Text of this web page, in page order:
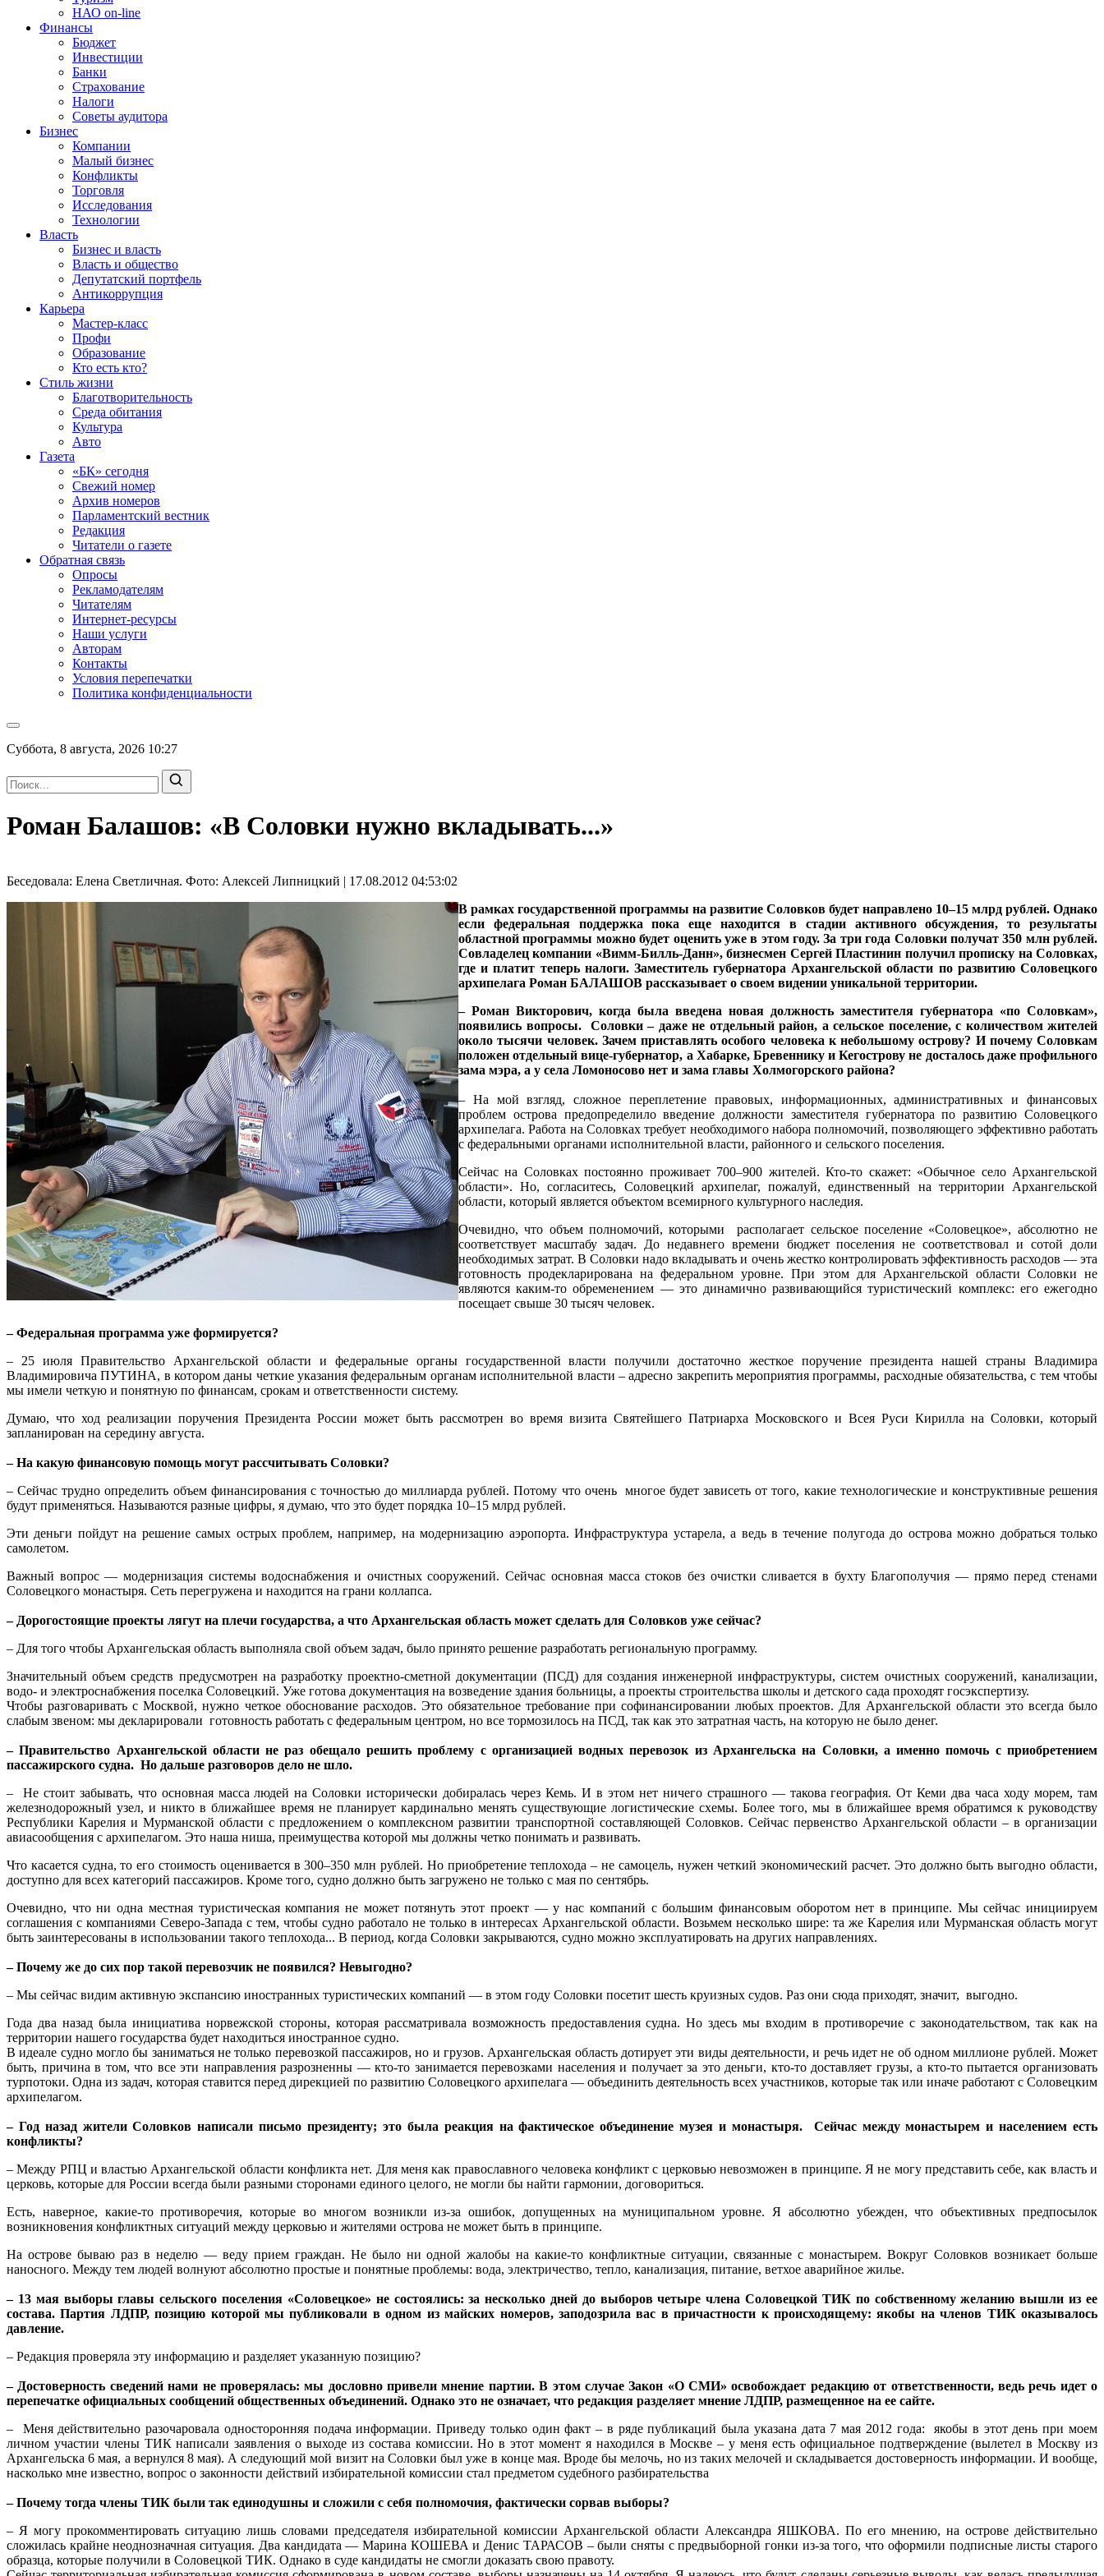
НАО on-line
Финансы
Бюджет
Инвестиции
Банки
Страхование
Налоги
Советы аудитора
Бизнес
Компании
Малый бизнес
Конфликты
Торговля
Исследования
Технологии
Власть
Бизнес и власть
Власть и общество
Депутатский портфель
Антикоррупция
Карьера
Мастер-класс
Профи
Образование
Кто есть кто?
Стиль жизни
Благотворительность
Среда обитания
Культура
Авто
Газета
«БК» сегодня
Свежий номер
Архив номеров
Парламентский вестник
Редакция
Читатели о газете
Обратная связь
Опросы
Рекламодателям
Читателям
Интернет-ресурсы
Наши услуги
Авторам
Контакты
Условия перепечатки
Политика конфиденциальности
Суббота, 8 августа, 2026 10:27
Роман Балашов: «В Соловки нужно вкладывать...»
Беседовала: Елена Светличная. Фото: Алексей Липницкий | 17.08.2012 04:53:02
В рамках государственной программы на развитие Соловков будет направлено 10–15 млрд рублей. Однако
если федеральная поддержка пока еще находится в стадии активного обсуждения, то результаты
областной программы можно будет оценить уже в этом году. За три года Соловки получат 350 млн рублей.
Совладелец компании «Вимм-Билль-Данн», бизнесмен Сергей Пластинин получил прописку на Соловках,
где и платит теперь налоги. Заместитель губернатора Архангельской области по развитию Соловецкого
архипелага Роман БАЛАШОВ рассказывает о своем видении уникальной территории.
– Роман Викторович, когда была введена новая должность заместителя губернатора «по Соловкам»,
появились вопросы. Соловки – даже не отдельный район, а сельское поселение, с количеством жителей
около тысячи человек. Зачем приставлять особого человека к небольшому острову? И почему Соловкам
положен отдельный вице-губернатор, а Хабарке, Бревеннику и Кегострову не досталось даже профильного
зама мэра, а у села Ломоносово нет и зама главы Холмогорского района?
– На мой взгляд, сложное переплетение правовых, информационных, административных и финансовых
проблем острова предопределило введение должности заместителя губернатора по развитию Соловецкого
архипелага. Работа на Соловках требует необходимого набора полномочий, позволяющего эффективно работать
с федеральными органами исполнительной власти, районного и сельского поселения.
Сейчас на Соловках постоянно проживает 700–900 жителей. Кто-то скажет: «Обычное село Архангельской
области». Но, согласитесь, Соловецкий архипелаг, пожалуй, единственный на территории Архангельской
области, который является объектом всемирного культурного наследия.
Очевидно, что объем полномочий, которыми располагает сельское поселение «Соловецкое», абсолютно не
соответствует масштабу задач. До недавнего времени бюджет поселения не соответствовал и сотой доли
необходимых затрат. В Соловки надо вкладывать и очень жестко контролировать эффективность расходов — эта
готовность продекларирована на федеральном уровне. При этом для Архангельской области Соловки не
являются каким-то обременением — это динамично развивающийся туристический комплекс: его ежегодно
посещает свыше 30 тысяч человек.
– Федеральная программа уже формируется?
– 25 июля Правительство Архангельской области и федеральные органы государственной власти получили достаточно жесткое поручение президента нашей страны Владимира
Владимировича ПУТИНА, в котором даны четкие указания федеральным органам исполнительной власти – адресно закрепить мероприятия программы, расходные обязательства, с тем чтобы
мы имели четкую и понятную по финансам, срокам и ответственности систему.
Думаю, что ход реализации поручения Президента России может быть рассмотрен во время визита Святейшего Патриарха Московского и Всея Руси Кирилла на Соловки, который
запланирован на середину августа.
– На какую финансовую помощь могут рассчитывать Соловки?
– Сейчас трудно определить объем финансирования с точностью до миллиарда рублей. Потому что очень многое будет зависеть от того, какие технологические и конструктивные решения
будут применяться. Называются разные цифры, я думаю, что это будет порядка 10–15 млрд рублей.
Эти деньги пойдут на решение самых острых проблем, например, на модернизацию аэропорта. Инфраструктура устарела, а ведь в течение полугода до острова можно добраться только
самолетом.
Важный вопрос — модернизация системы водоснабжения и очистных сооружений. Сейчас основная масса стоков без очистки сливается в бухту Благополучия — прямо перед стенами
Соловецкого монастыря. Сеть перегружена и находится на грани коллапса.
– Дорогостоящие проекты лягут на плечи государства, а что Архангельская область может сделать для Соловков уже сейчас?
– Для того чтобы Архангельская область выполняла свой объем задач, было принято решение разработать региональную программу.
Значительный объем средств предусмотрен на разработку проектно-сметной документации (ПСД) для создания инженерной инфраструктуры, систем очистных сооружений, канализации,
водо- и электроснабжения поселка Соловецкий. Уже готова документация на возведение здания больницы, а проекты строительства школы и детского сада проходят госэкспертизу.
Чтобы разговаривать с Москвой, нужно четкое обоснование расходов. Это обязательное требование при софинансировании любых проектов. Для Архангельской области это всегда было
слабым звеном: мы декларировали готовность работать с федеральным центром, но все тормозилось на ПСД, так как это затратная часть, на которую не было денег.
– Правительство Архангельской области не раз обещало решить проблему с организацией водных перевозок из Архангельска на Соловки, а именно помочь с приобретением
пассажирского судна. Но дальше разговоров дело не шло.
– Не стоит забывать, что основная масса людей на Соловки исторически добиралась через Кемь. И в этом нет ничего страшного — такова география. От Кеми два часа ходу морем, там
железнодорожный узел, и никто в ближайшее время не планирует кардинально менять существующие логистические схемы. Более того, мы в ближайшее время обратимся к руководству
Республики Карелия и Мурманской области с предложением о комплексном развитии транспортной составляющей Соловков. Сейчас первенство Архангельской области – в организации
авиасообщения с архипелагом. Это наша ниша, преимущества которой мы должны четко понимать и развивать.
Что касается судна, то его стоимость оценивается в 300–350 млн рублей. Но приобретение теплохода – не самоцель, нужен четкий экономический расчет. Это должно быть выгодно области,
доступно для всех категорий пассажиров. Кроме того, судно должно быть загружено не только с мая по сентябрь.
Очевидно, что ни одна местная туристическая компания не может потянуть этот проект — у нас компаний с большим финансовым оборотом нет в принципе. Мы сейчас инициируем
соглашения с компаниями Северо-Запада с тем, чтобы судно работало не только в интересах Архангельской области. Возьмем несколько шире: та же Карелия или Мурманская область могут
быть заинтересованы в использовании такого теплохода... В период, когда Соловки закрываются, судно можно эксплуатировать на других направлениях.
– Почему же до сих пор такой перевозчик не появился? Невыгодно?
– Мы сейчас видим активную экспансию иностранных туристических компаний — в этом году Соловки посетит шесть круизных судов. Раз они сюда приходят, значит, выгодно.
Года два назад была инициатива норвежской стороны, которая рассматривала возможность предоставления судна. Но здесь мы входим в противоречие с законодательством, так как на
территории нашего государства будет находиться иностранное судно.
В идеале судно могло бы заниматься не только перевозкой пассажиров, но и грузов. Архангельская область дотирует эти виды деятельности, и речь идет не об одном миллионе рублей. Может
быть, причина в том, что все эти направления разрозненны — кто-то занимается перевозками населения и получает за это деньги, кто-то доставляет грузы, а кто-то пытается организовать
турпотоки. Одна из задач, которая ставится перед дирекцией по развитию Соловецкого архипелага — объединить деятельность всех участников, которые так или иначе работают с Соловецким
архипелагом.
– Год назад жители Соловков написали письмо президенту; это была реакция на фактическое объединение музея и монастыря. Сейчас между монастырем и населением есть
конфликты?
– Между РПЦ и властью Архангельской области конфликта нет. Для меня как православного человека конфликт с церковью невозможен в принципе. Я не могу представить себе, как власть и
церковь, которые для России всегда были разными сторонами единого целого, не могли бы найти гармонии, договориться.
Есть, наверное, какие-то противоречия, которые во многом возникли из-за ошибок, допущенных на муниципальном уровне. Я абсолютно убежден, что объективных предпосылок
возникновения конфликтных ситуаций между церковью и жителями острова не может быть в принципе.
На острове бываю раз в неделю — веду прием граждан. Не было ни одной жалобы на какие-то конфликтные ситуации, связанные с монастырем. Вокруг Соловков возникает больше
наносного. Между тем людей волнуют абсолютно простые и понятные проблемы: вода, электричество, тепло, канализация, питание, ветхое аварийное жилье.
– 13 мая выборы главы сельского поселения «Соловецкое» не состоялись: за несколько дней до выборов четыре члена Соловецкой ТИК по собственному желанию вышли из ее
состава. Партия ЛДПР, позицию которой мы публиковали в одном из майских номеров, заподозрила вас в причастности к происходящему: якобы на членов ТИК оказывалось
давление.
– Редакция проверяла эту информацию и разделяет указанную позицию?
– Достоверность сведений нами не проверялась: мы дословно привели мнение партии. В этом случае Закон «О СМИ» освобождает редакцию от ответственности, ведь речь идет о
перепечатке официальных сообщений общественных объединений. Однако это не означает, что редакция разделяет мнение ЛДПР, размещенное на ее сайте.
– Меня действительно разочаровала односторонняя подача информации. Приведу только один факт – в ряде публикаций была указана дата 7 мая 2012 года: якобы в этот день при моем
личном участии члены ТИК написали заявления о выходе из состава комиссии. Но в этот момент я находился в Москве – у меня есть официальное подтверждение (вылетел в Москву из
Архангельска 6 мая, а вернулся 8 мая). А следующий мой визит на Соловки был уже в конце мая. Вроде бы мелочь, но из таких мелочей и складывается достоверность информации. И вообще,
насколько мне известно, вопрос о законности действий избирательной комиссии стал предметом судебного разбирательства
– Почему тогда члены ТИК были так единодушны и сложили с себя полномочия, фактически сорвав выборы?
– Я могу прокомментировать ситуацию лишь словами председателя избирательной комиссии Архангельской области Александра ЯШКОВА. По его мнению, на острове действительно
сложилась крайне неоднозначная ситуация. Два кандидата — Марина КОШЕВА и Денис ТАРАСОВ – были сняты с предвыборной гонки из-за того, что оформили подписные листы старого
образца, которые получили в Соловецкой ТИК. Однако в суде кандидаты не смогли доказать свою правоту.